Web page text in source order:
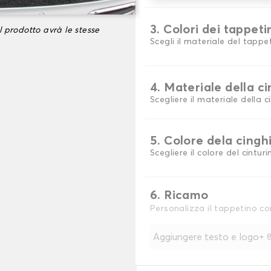
avrà le stesse 3. Colori dei
Scegli il materiale del
4. Materiale della
Scegliere il materiale della
5. Colore dela
Scegliere il colore del
6. Ricamo
Personalizza il tappetino
Aggiungere testo e logo+